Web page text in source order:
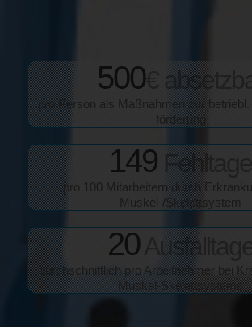
500€ absetzbar
pro Person als Maßnahmen zur
förderung
149 Fehltage
pro 100 Mitarbeitern durch
Muskel-/Skelettsystem
20Ausfalltage
durchschnittlich pro Arbeitnehmer bei
Muskel-Skelettsystems